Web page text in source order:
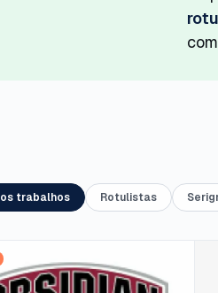
trabalhos Rotulistas